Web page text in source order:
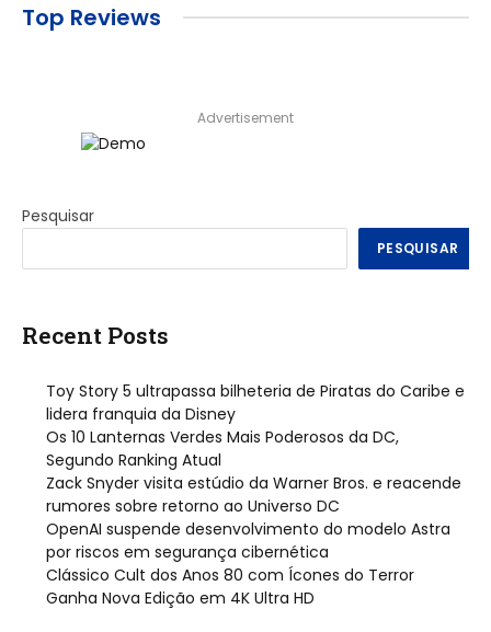
Top Reviews
Advertisement
Pesquisar
PESQUISAR
Recent Posts
Toy Story 5 ultrapassa bilheteria de Piratas do Caribe e
lidera franquia da Disney
Os 10 Lanternas Verdes Mais Poderosos da DC,
Segundo Ranking Atual
Zack Snyder visita estúdio da Warner Bros. e reacende
rumores sobre retorno ao Universo DC
OpenAI suspende desenvolvimento do modelo Astra
por riscos em segurança cibernética
Clássico Cult dos Anos 80 com Ícones do Terror
Ganha Nova Edição em 4K Ultra HD